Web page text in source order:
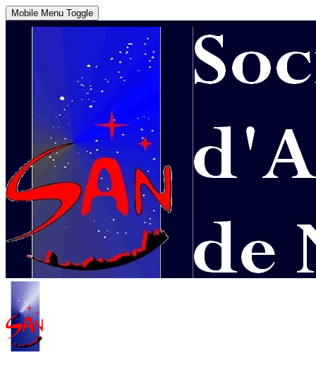
Mobile Menu Toggle